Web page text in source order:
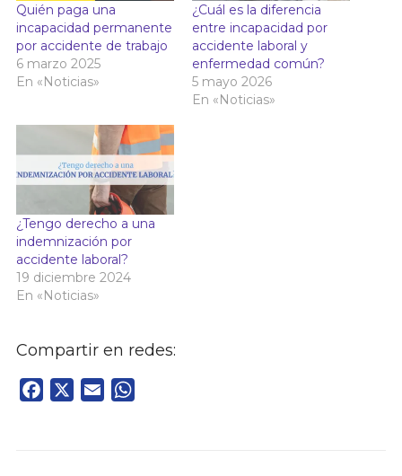
Quién paga una
incapacidad permanente
por accidente de trabajo
6 marzo 2025
En «Noticias»
¿Cuál es la diferencia
entre incapacidad por
accidente laboral y
enfermedad común?
5 mayo 2026
En «Noticias»
¿Tengo derecho a una
indemnización por
accidente laboral?
19 diciembre 2024
En «Noticias»
Compartir en redes:
Facebook Email